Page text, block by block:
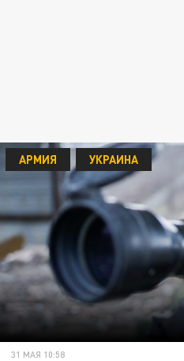
АРМИЯ УКРАИНА
31 МАЯ 10:58